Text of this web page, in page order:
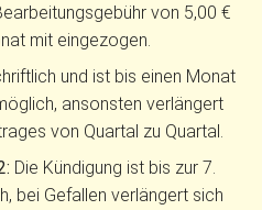
von 5,00 €
mit eingezogen.
und ist bis einen Monat
ansonsten verlängert
von Quartal zu Quartal.
Die Kündigung ist bis zur 7.
bei Gefallen verlängert sich